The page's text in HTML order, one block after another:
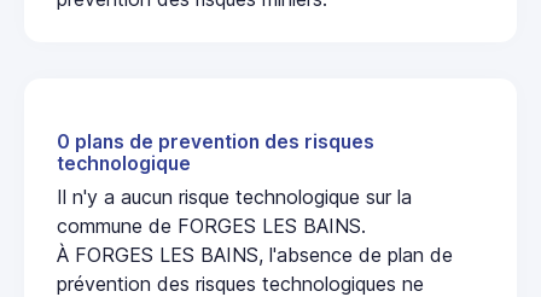
0 plans de prevention des risques
technologique
Il n'y a aucun risque technologique sur la
commune de FORGES LES BAINS.
À FORGES LES BAINS, l'absence de plan de
prévention des risques technologiques ne